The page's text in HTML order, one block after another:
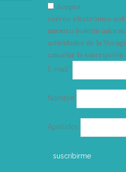
Acepto
correo electrónico
nuestro boletín
actividades de la
cancelar la
E-mail*
electrónico
Nombre
Apellidos